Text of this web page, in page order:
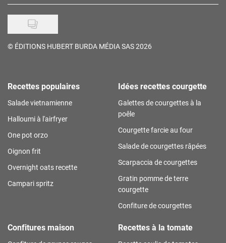
© ÉDITIONS HUBERT BURDA MÉDIA SAS 2026
Recettes populaires
Salade vietnamienne
Halloumi à l'airfryer
One pot orzo
Oignon frit
Overnight oats recette
Campari spritz
Idées recettes courgette
Galettes de courgettes à la
poêle
Courgette farcie au four
Salade de courgettes râpées
Scarpaccia de courgettes
Gratin pomme de terre
courgette
Confiture de courgettes
Confitures maison Recettes à la tomate